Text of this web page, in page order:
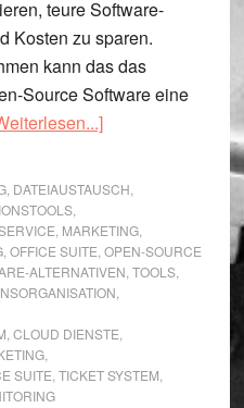
teure Software-
Kosten zu sparen.
kann das das
Source Software eine
ÜberOpen-
Unternehmen
, DATEIAUSTAUSCH
,
MARKETING,
, OFFICE SUITE OPEN-SOURCE
ALTERNATIVEN TOOLS,
CLOUD DIENSTE
,
SUITE TICKET SYSTEM